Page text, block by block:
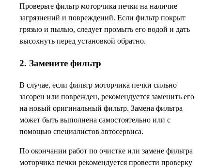
Проверьте фильтр моторчика печки на наличие
загрязнений и повреждений. Если фильтр покрыт
грязью и пылью, следует промыть его водой и дать
высохнуть перед установкой обратно.
2. Замените фильтр
В случае, если фильтр моторчика печки сильно
засорен или поврежден, рекомендуется заменить его
на новый оригинальный фильтр. Замена фильтра
может быть выполнена самостоятельно или с
помощью специалистов автосервиса.
По окончании работ по очистке или замене фильтра
моторчика печки рекомендуется провести проверку